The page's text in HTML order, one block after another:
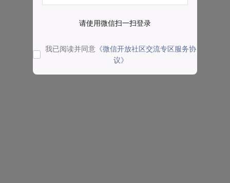
请使用微信扫一扫登录
我已阅读并同意 《微信开放社区交流专区服务协
议》